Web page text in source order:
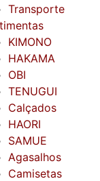
Transporte
KIMONO
HAKAMA
OBI
TENUGUI
Calçados
HAORI
SAMUE
Agasalhos
Camisetas